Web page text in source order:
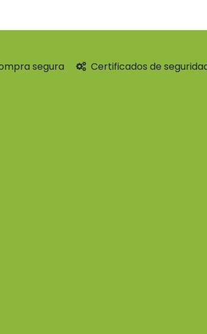
segura Certificados de